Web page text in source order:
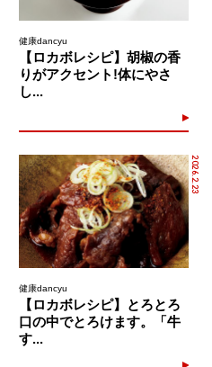
健康dancyu
【ロカボレシピ】胡椒の香
りがアクセント!体にやさ
し...
2026.2.23
健康dancyu
【ロカボレシピ】とろとろ
口の中でとろけます。「牛
す...